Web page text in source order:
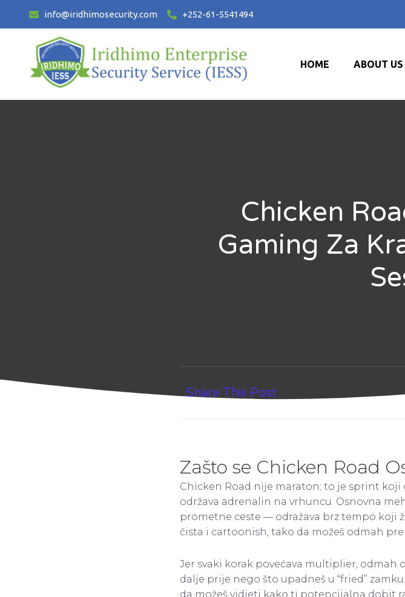
info@iridhimosecurity.com +252-61-5541494
HOME ABOUT US
Chicken
Gaming Za
Share This Post
Zašto se Chicken Road
Chicken Road nije maraton; to je sprint
održava adrenalin na vrhuncu. Osnovna
prometne ceste — odražava brz tempo koji
čista i cartoonish, tako da možeš odmah
Jer svaki korak povećava multiplier, odmah
dalje prije nego što upadneš u “fried”
da možeš vidjeti kako ti potencijalna dobit